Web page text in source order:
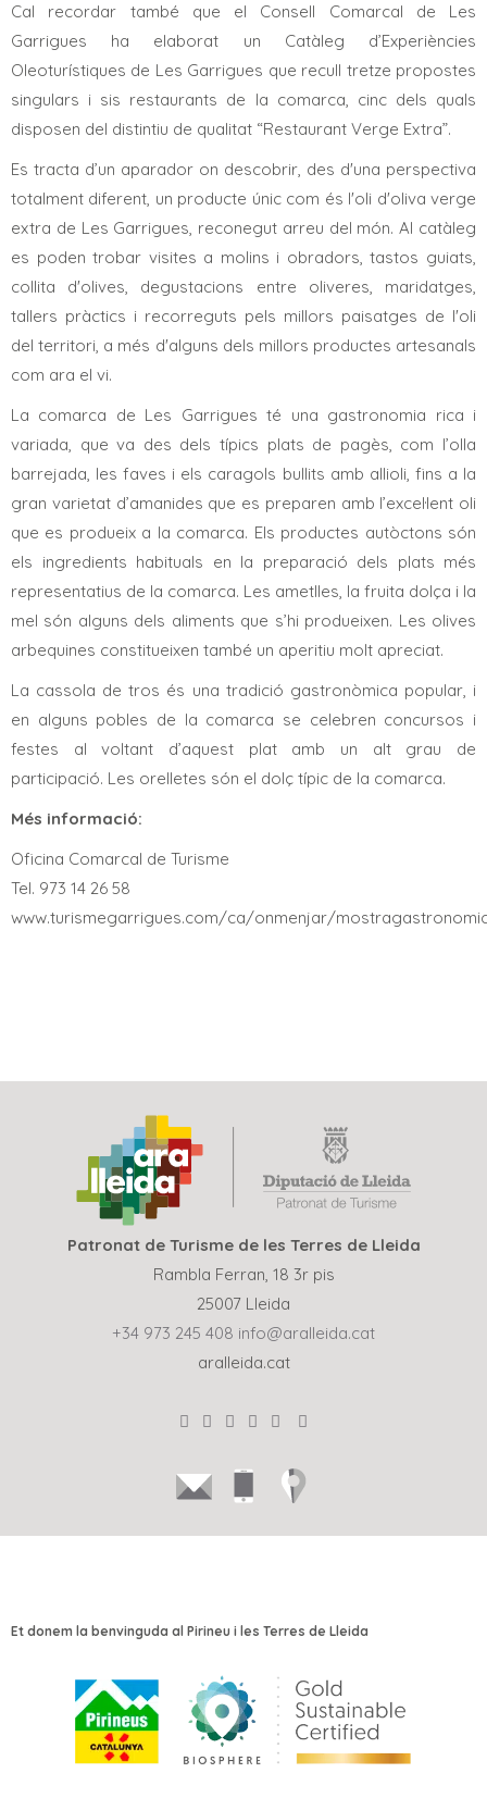
Cal recordar també que el Consell Comarcal de Les
Garrigues ha elaborat un Catàleg d’Experiències
Oleoturístiques de Les Garrigues que recull tretze propostes
singulars i sis restaurants de la comarca, cinc dels quals
disposen del distintiu de qualitat “Restaurant Verge Extra”.
Es tracta d’un aparador on descobrir, des d'una perspectiva
totalment diferent, un producte únic com és l'oli d'oliva verge
extra de Les Garrigues, reconegut arreu del món. Al catàleg
es poden trobar visites a molins i obradors, tastos guiats,
collita d'olives, degustacions entre oliveres, maridatges,
tallers pràctics i recorreguts pels millors paisatges de l'oli
del territori, a més d'alguns dels millors productes artesanals
com ara el vi.
La comarca de Les Garrigues té una gastronomia rica i
variada, que va des dels típics plats de pagès, com l’olla
barrejada, les faves i els caragols bullits amb allioli, fins a la
gran varietat d’amanides que es preparen amb l’excel·lent oli
que es produeix a la comarca. Els productes autòctons són
els ingredients habituals en la preparació dels plats més
representatius de la comarca. Les ametlles, la fruita dolça i la
mel són alguns dels aliments que s’hi produeixen. Les olives
arbequines constitueixen també un aperitiu molt apreciat.
La cassola de tros és una tradició gastronòmica popular, i
en alguns pobles de la comarca se celebren concursos i
festes al voltant d’aquest plat amb un alt grau de
participació. Les orelletes són el dolç típic de la comarca.
Més informació:
Oficina Comarcal de Turisme
Tel. 973 14 26 58
www.turismegarrigues.com/ca/onmenjar/
Patronat de Turisme de les Terres de Lleida
Rambla Ferran, 18 3r pis
25007 Lleida
+34 973 245 408 info@aralleida.cat
aralleida.cat
Et donem la benvinguda al Pirineu i les Terres de Lleida